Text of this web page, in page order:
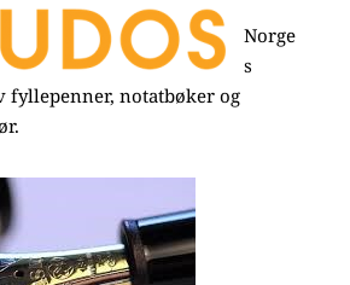
Norge
s
fyllepenner, notatbøker og